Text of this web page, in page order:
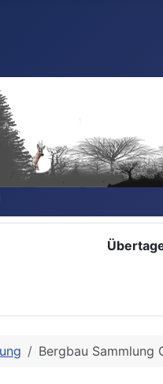
Bergbau Sammlung